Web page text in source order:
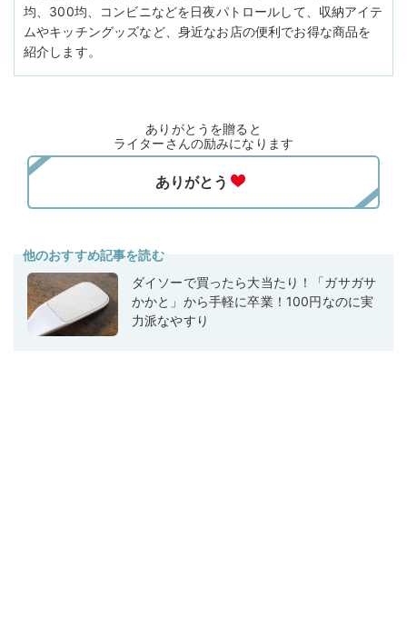
均、300均、コンビニなどを日夜パトロールして、収納アイテ
ムやキッチングッズなど、身近なお店の便利でお得な商品を
紹介します。
ありがとうを贈ると
ライターさんの励みになります
他のおすすめ記事を読む
ダイソーで買ったら大当たり！「ガサガサ
かかと」から手軽に卒業！100円なのに実
力派なやすり